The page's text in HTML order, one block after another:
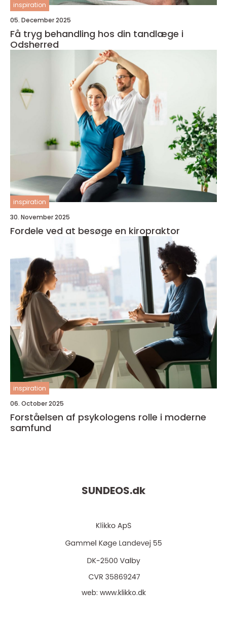
inspiration
05. December 2025
Få tryg behandling hos din tandlæge i
Odsherred
inspiration
30. November 2025
Fordele ved at besøge en kiropraktor
inspiration
06. October 2025
Forståelsen af psykologens rolle i moderne
samfund
SUNDEOS.dk
web: www.klikko.dk